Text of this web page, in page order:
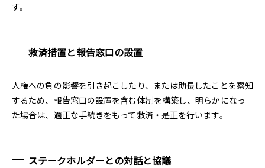
す。
救済措置と報告窓口の設置
人権への負の影響を引き起こしたり、または助長したことを察知
するため、報告窓口の設置を含む体制を構築し、明らかになっ
た場合は、適正な手続きをもって救済・是正を行います。
ステークホルダーとの対話と協議